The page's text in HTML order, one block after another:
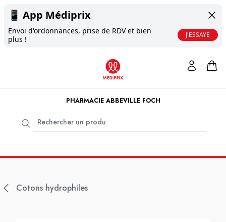
📱 App Médiprix
Envoi d'ordonnances, prise de RDV et bien
plus !
J'ESSAYE
PHARMACIE ABBEVILLE FOCH
Cotons hydrophiles